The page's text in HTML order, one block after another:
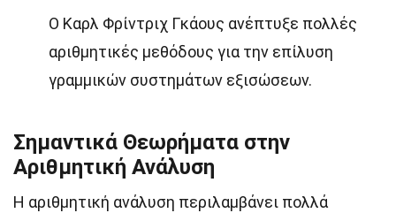
Ο Καρλ Φρίντριχ Γκάους ανέπτυξε πολλές
αριθμητικές μεθόδους για την επίλυση
γραμμικών συστημάτων εξισώσεων.
Σημαντικά Θεωρήματα στην
Αριθμητική Ανάλυση
Η αριθμητική ανάλυση περιλαμβάνει πολλά